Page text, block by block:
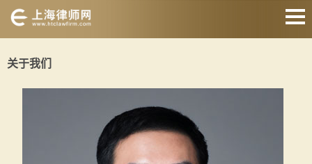
房产纠纷
债权债务
关于我们